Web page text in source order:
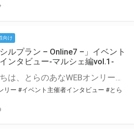
向け
シルプラン – Online7 –」イベント
ンタビュー-マルシェ編vol.1-
こんにちは、とらのあなWEBオンリー運営スタッフです。 新たにお届けする、イベント主催者インタビュー-マルシェ編-は、 とらのあなWEBオンリー「マルシェ」をご利用した主催様に 「マルシェ」を使って開催した感想や心がけをお聞きする企画です。 今回は、WEBオンリー開催7回目迎えた「マレシルプラン – Online7 –」より、 主催の玉川うた様にお話を伺いました。 ▼マレシルプランのインタビュー前回記事 「イベント主催者インタビュー vol.6」はこちら 協力：玉川うた様（マレシルプラン実行委員会 代表）／イベント公式Twitter（@mallesil_plan） とらのあなWEBオンリー「マルシェ」とは？ WEBオンリーでリアルタイムでコミュニケーションがとれるオンライン会場です。
リー #イベント主催者インタビュー #とら